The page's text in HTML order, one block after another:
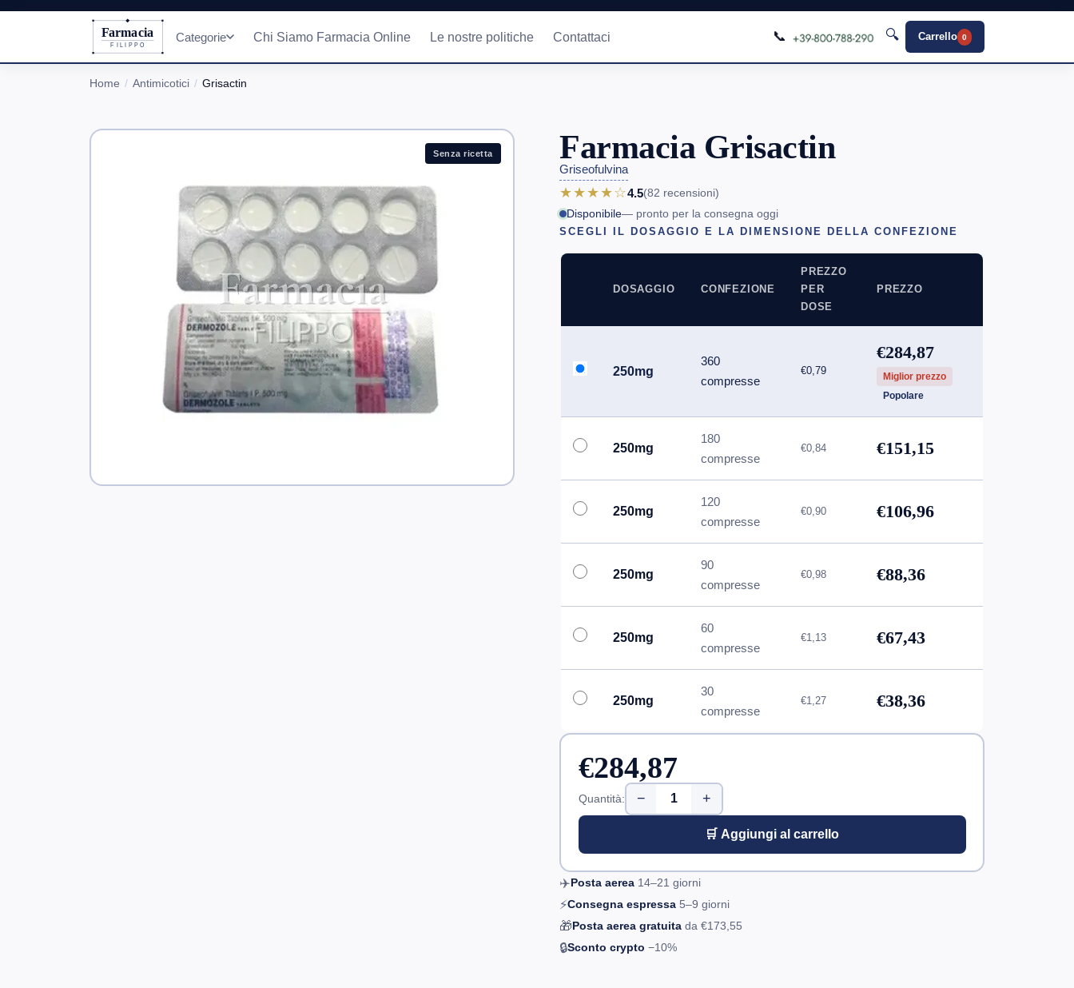
Farmacia
FILIPPO
Categorie Chi Siamo Farmacia Online Le nostre politiche Contattaci 📞 🔍 Carrello 0
Home Antimicotici Grisactin
Senza ricetta Farmacia Grisactin
Griseofulvina
★★★★☆4.5(82 recensioni)
Disponibile— pronto per la consegna oggi
SCEGLI IL DOSAGGIO E LA DIMENSIONE DELLA CONFEZIONE
DOSAGGIO CONFEZIONE
PREZZO
PER
DOSE
PREZZO
250mg
360
compresse
€0,79
€284,87
Miglior prezzo
Popolare
250mg
180
compresse
€0,84 €151,15
250mg
120
compresse
€0,90 €106,96
250mg
90
compresse
€0,98 €88,36
250mg
60
compresse
€1,13 €67,43
250mg
30
compresse
€1,27 €38,36
€284,87
Quantità: − +
🛒 Aggiungi al carrello
✈️Posta aerea 14–21 giorni
⚡Consegna espressa 5–9 giorni
🎁Posta aerea gratuita da €173,55
🔒Sconto crypto −10%